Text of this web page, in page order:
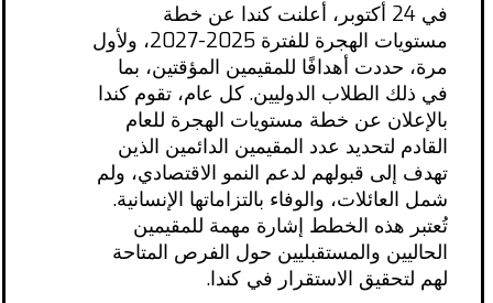
في 24 أكتوبر، أعلنت كندا عن خطة
مستويات الهجرة للفترة 2025-2027، ولأول
مرة، حددت أهدافًا للمقيمين المؤقتين، بما
في ذلك الطلاب الدوليين. كل عام، تقوم كندا
بالإعلان عن خطة مستويات الهجرة للعام
القادم لتحديد عدد المقيمين الدائمين الذين
تهدف إلى قبولهم لدعم النمو الاقتصادي، ولم
شمل العائلات، والوفاء بالتزاماتها الإنسانية.
تُعتبر هذه الخطط إشارة مهمة للمقيمين
الحاليين والمستقبليين حول الفرص المتاحة
لهم لتحقيق الاستقرار في كندا.